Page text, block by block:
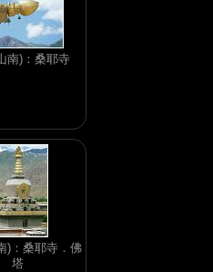
南)：桑耶寺
)：桑耶寺．佛
塔